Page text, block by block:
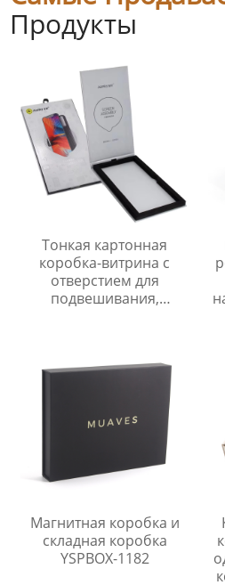
Продукты
Тонкая картонная
коробка-витрина с
отверстием для
подвешивания,
телефона
Магнитная коробка и
складная коробка
YSPBOX-1182